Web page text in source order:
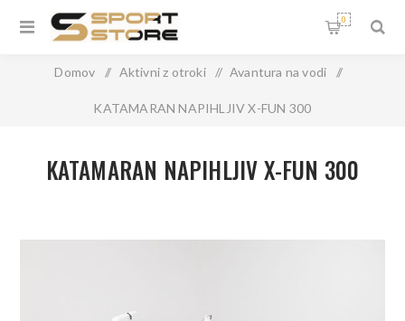
0
Domov / Aktivni z otroki / Avantura na vodi /
KATAMARAN NAPIHLJIV X-FUN 300
KATAMARAN NAPIHLJIV X-FUN 300